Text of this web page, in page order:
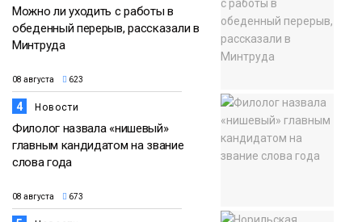
Можно ли уходить с работы в
обеденный перерыв, рассказали в
Минтруда
08 августа 623
4 Новости
Филолог назвала «нишевый»
главным кандидатом на звание
слова года
08 августа 673